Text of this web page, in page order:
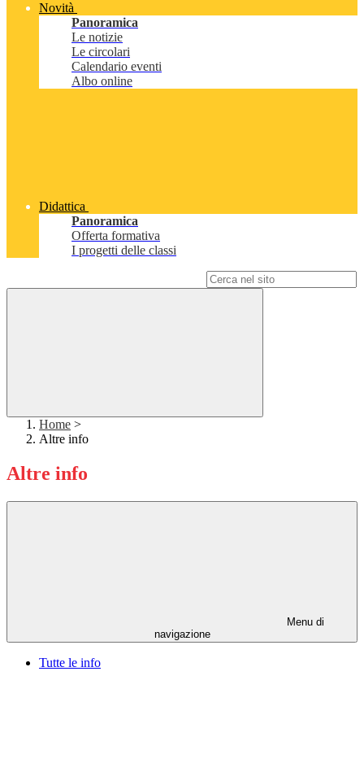
Novità
Panoramica
Le notizie
Le circolari
Calendario eventi
Albo online
Didattica
Panoramica
Offerta formativa
I progetti delle classi
Home >
Altre info
Altre info
Menu di
navigazione
Tutte le info